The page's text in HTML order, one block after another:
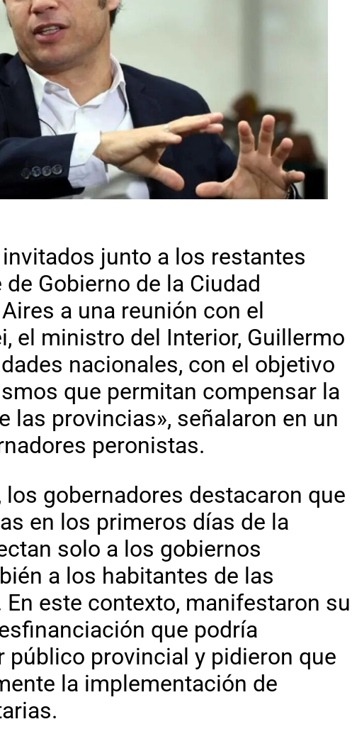
junto a los restantes
Gobierno de la Ciudad
a una reunión con el
el ministro del Interior, Guillermo
nacionales, con el objetivo
que permitan compensar la
las provincias», señalaron en un
peronistas.
gobernadores destacaron que
en los primeros días de la
solo a los gobiernos
a los habitantes de las
este contexto, manifestaron su
que podría
público provincial y pidieron que
la implementación de